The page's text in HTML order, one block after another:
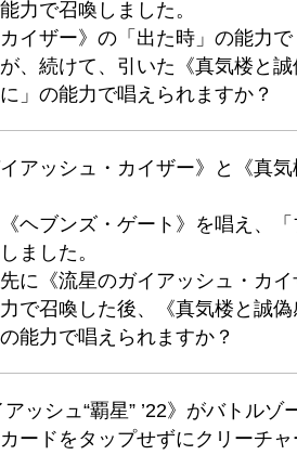
力で召喚しました。
イザー》の「出た時」の能力
、続けて、引いた《真気楼と
」の能力で唱えられますか？
アッシュ・カイザー》と《真
ヘブンズ・ゲート》を唱え、
ました。
に《流星のガイアッシュ・カ
で召喚した後、《真気楼と誠
能力で唱えられますか？
ッシュ“覇星” ’22》がバトルゾ
ードをタップせずにクリーチャ